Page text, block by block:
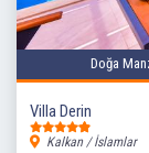
Doğa
Villa Derin
Kalkan / İslamlar